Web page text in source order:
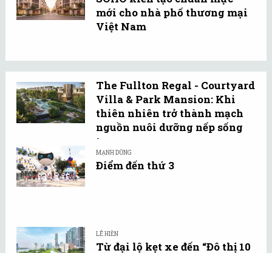
mới cho nhà phố thương mại
Việt Nam
The Fullton Regal - Courtyard
Villa & Park Mansion: Khi
thiên nhiên trở thành mạch
nguồn nuôi dưỡng nếp sống
tự ...
MẠNH DŨNG
Điểm đến thứ 3
LÊ HIỀN
Từ đại lộ kẹt xe đến “Đô thị 10